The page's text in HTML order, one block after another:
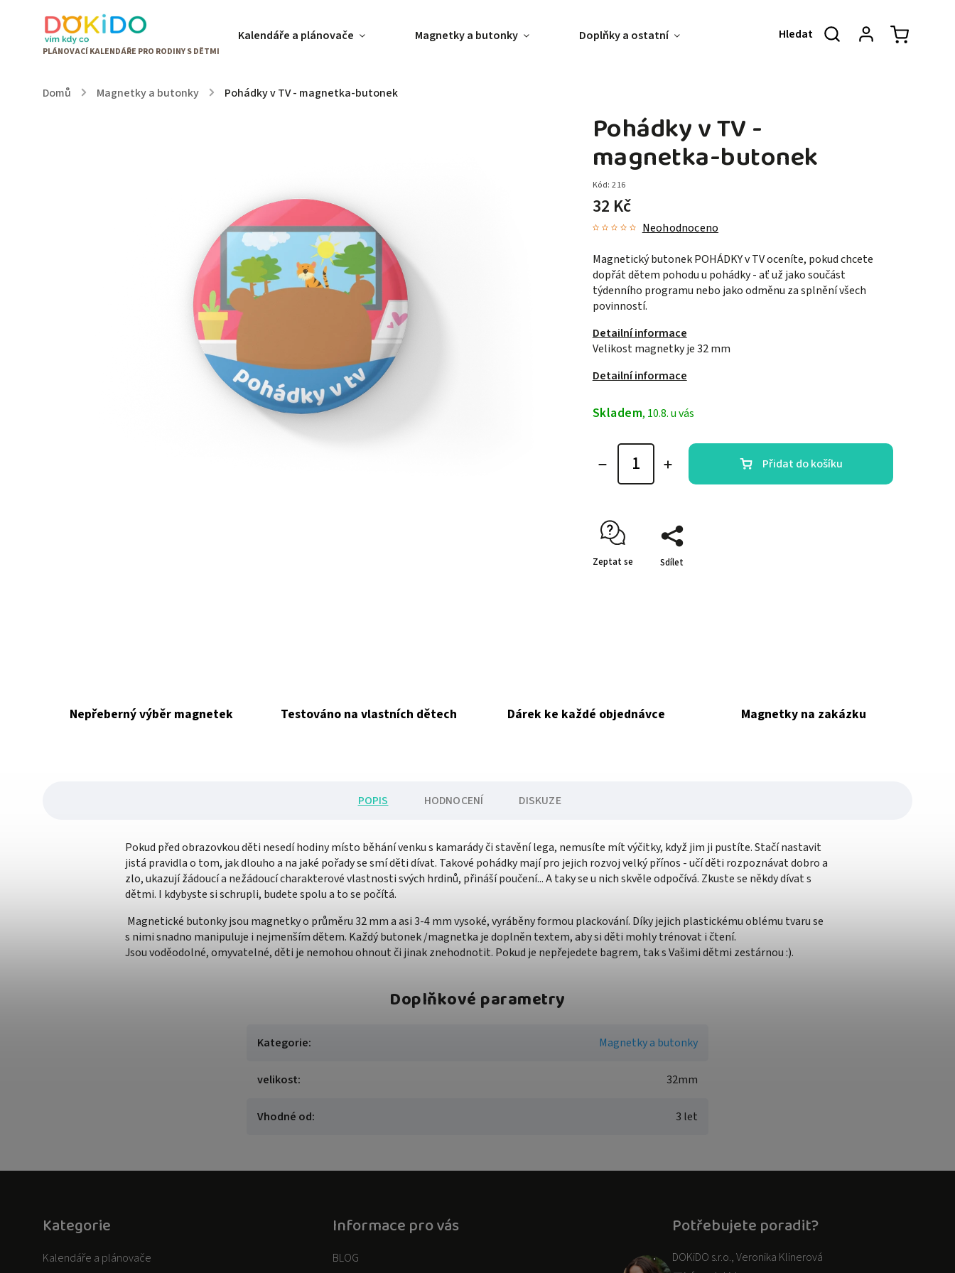
Kalendáře a plánovače Magnetky a butonky Doplňky a ostatní Akce & Slevy O NÁS
Domů / Magnetky a butonky / Pohádky v TV - magnetka-butonek
Pohádky v TV -
magnetka-butonek
Kód: 216
32 Kč
Neohodnoceno
Magnetický butonek POHÁDKY v TV oceníte, pokud chcete
dopřát dětem pohodu u pohádky - ať už jako součást
týdenního programu nebo jako odměnu za splnění všech
povinností.
Detailní informace
Velikost magnetky je 32 mm
Detailní informace
Skladem, 10.8. u vás
Přidat do košíku
Zeptat se Sdílet
Nepřeberný výběr magnetek Testováno na vlastních dětech Dárek ke každé objednávce Magnetky na zakázku
POPIS HODNOCENÍ DISKUZE
Pokud před obrazovkou děti nesedí hodiny místo běhání venku s kamarády či stavění lega, nemusíte mít výčitky, když jim ji pustíte. Stačí nastavit
jistá pravidla o tom, jak dlouho a na jaké pořady se smí děti dívat. Takové pohádky mají pro jejich rozvoj velký přínos - učí děti rozpoznávat dobro a
zlo, ukazují žádoucí a nežádoucí charakterové vlastnosti svých hrdinů, přináší poučení... A taky se u nich skvěle odpočívá. Zkuste se někdy dívat s
dětmi. I kdybyste si schrupli, budete spolu a to se počítá.
Magnetické butonky jsou magnetky o průměru 32 mm a asi 3-4 mm vysoké, vyráběny formou plackování. Díky jejich plastickému oblému tvaru se
s nimi snadno manipuluje i nejmenším dětem. Každý butonek /magnetka je doplněn textem, aby si děti mohly trénovat i čtení.
Jsou voděodolné, omyvatelné, děti je nemohou ohnout či jinak znehodnotit. Pokud je nepřejedete bagrem, tak s Vašimi dětmi zestárnou :).
Doplňkové parametry
Kategorie: Magnetky a butonky
velikost: 32mm
Vhodné od: 3 let
Kategorie
Kalendáře a plánovače
Informace pro vás
BLOG
Potřebujete poradit?
DOKiDO s.r.o., Veronika Klinerová